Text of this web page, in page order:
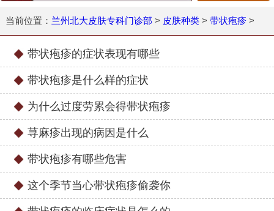
当前位置： 兰州北大皮肤专科门诊部 > 皮肤种类> 带状疱疹>
带状疱疹的症状表现有哪些
带状疱疹是什么样的症状
为什么过度劳累会得带状疱疹
荨麻疹出现的病因是什么
带状疱疹有哪些危害
这个季节当心带状疱疹偷袭你